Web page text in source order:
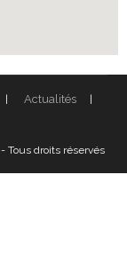
Actualités
Tous droits réservés